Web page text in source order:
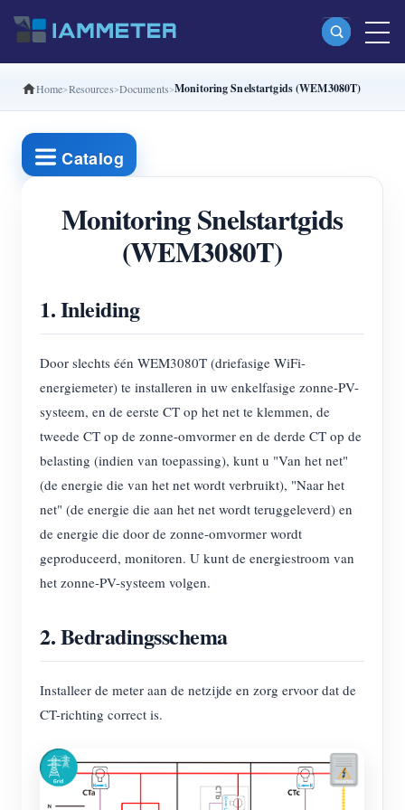
Producten
Enkelfasige Wi-Fi-energiemeter (WEM3080)
Split-phase Wi-Fi-energiemeter (WEM2067)
Driefasige Wi-Fi-energiemeter (WEM3046T)
WiFi-vermogenscontroller
EV-lader
IAMMETER-simulator
Virtuele meter
Energievoorspellings- en simulatiesysteem
Toepassingen
Energiemonitor voor zonne-PV-systemen
PV-verwarmingsregelsysteem
Domotica
Energiemonitoring voor fabrieken
Winkel
Bronnen
Product snelstart
Documentatie
FAQ
Nieuws
Community
IAMMETER-activiteiten
Oplossingen
Over ons
Home Resources Documents Monitoring Snelstartgids (WEM3080T)
Catalog
Monitoring Snelstartgids
(WEM3080T)
1. Inleiding
Door slechts één WEM3080T (driefasige WiFi-
energiemeter) te installeren in uw enkelfasige zonne-PV-
systeem, en de eerste CT op het net te klemmen, de
tweede CT op de zonne-omvormer en de derde CT op de
belasting (indien van toepassing), kunt u "Van het net"
(de energie die van het net wordt verbruikt), "Naar het
net" (de energie die aan het net wordt teruggeleverd) en
de energie die door de zonne-omvormer wordt
geproduceerd, monitoren. U kunt de energiestroom van
het zonne-PV-systeem volgen.
2. Bedradingsschema
Installeer de meter aan de netzijde en zorg ervoor dat de
CT-richting correct is.